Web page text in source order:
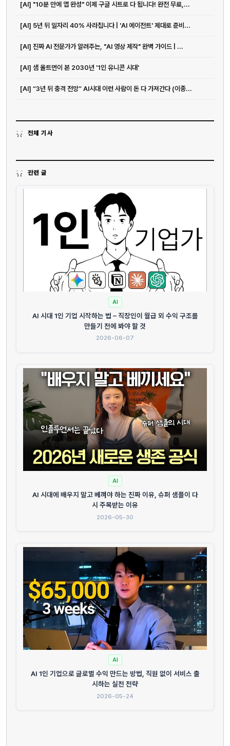
[AI] "10분 만에 앱 완성" 이제 구글 시트로 다 됩니다! 완전 무료,...
[AI] 5년 뒤 일자리 40% 사라집니다 | 'AI 에이전트' 제대로 준비...
[AI] 진짜 AI 전문가가 알려주는, "AI 영상 제작" 완벽 가이드 | ...
[AI] 샘 올트먼이 본 2030년 '1인 유니콘 시대'
[AI] “3년 뒤 충격 전망” AI시대 이런 사람이 돈 다 가져간다 (이종...
전체 기사
관련 글
AI
AI 시대 1인 기업 시작하는 법 – 직장인이 월급 외 수익 구조를
만들기 전에 봐야 할 것
2026-06-07
AI
AI 시대에 배우지 말고 베껴야 하는 진짜 이유, 슈퍼 샘플이 다
시 주목받는 이유
2026-05-30
AI
AI 1인 기업으로 글로벌 수익 만드는 방법, 직원 없이 서비스 출
시하는 실전 전략
2026-05-24